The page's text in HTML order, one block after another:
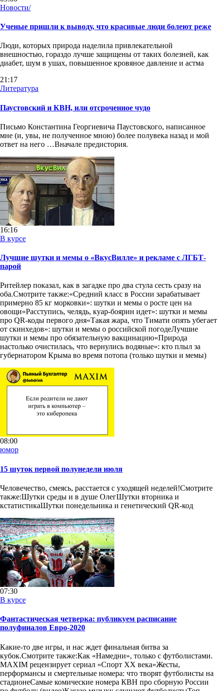
Новости/
Ученые пришли к выводу, что красивые люди болеют реже
Люди, которых природа наделила привлекательной
внешностью, гораздо лучше защищены от таких болезней, как
диабет, шум в ушах, повышенное кровяное давление и астма
21:17
Литература
Паустовский и КВН, или отсроченное чудо
Письмо Константина Георгиевича Паустовского, написанное
мне (и, увы, не полученное мною) более полувека назад и мой
ответ на него …Вначале предистория.
16:16
В курсе
Лучшие шутки и мемы о «ВкусВилле» и рекламе с ЛГБТ-
парой
Ритейлер показал, как в загадке про два стула сесть сразу на
оба.Смотрите также:«Средний класс в России зарабатывает
примерно 85 кг морковки»: шутки и мемы о росте цен на
овощи«Расступись, челядь, куар-боярин идет»: шутки и мемы
про QR-коды первого дня«Такая жара, что Тимати опять убегает
от скинхедов»: шутки и мемы о российской погодеЛучшие
шутки и мемы про обязательную вакцинацию«Природа
настолько очистилась, что вернулись водяные»: кто плыл за
губернатором Крыма во время потопа (только шутки и мемы)
08:00
юмор
15 шуток первой полунедели июля
Человечество, смеясь, расстается с уходящей неделей!Смотрите
также:Шутки среды и в душе ОлегШутки вторника и
кстатистикаШутки понедельника и генетический QR-код
07:30
В курсе
Фантастическая четверка: публикуем расписание
полуфиналов Евро-2020
Какие-то две игры, и нас ждет финальная битва за
кубок.Смотрите также:Как «Намедни», только с футболистами.
MAXIM рецензирует сериал «Спорт XX века»Жесты,
перформансы и смертельные номера: что творят футболисты на
стадионеСамые комические номера КВН про сборную России